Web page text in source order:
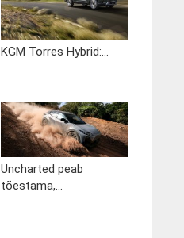
KGM Torres Hybrid:...
Uncharted peab
tõestama,...